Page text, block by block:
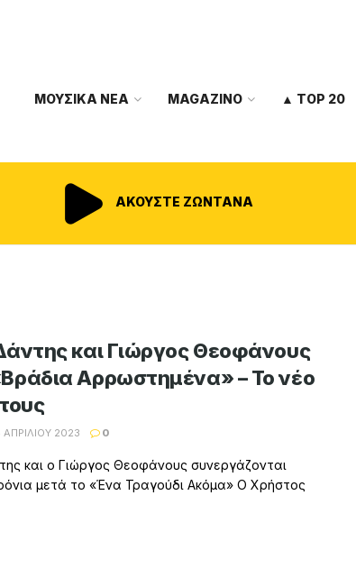
ΜΟΥΣΙΚΑ ΝΕΑ MAGAZINO ▲ TOP 20
ΑΚΟΥΣΤΕ ΖΩΝΤΑΝΑ
και Γιώργος Θεοφάνους
Αρρωστημένα» – Το νέο
2023 0
και ο Γιώργος Θεοφάνους συνεργάζονται
μετά το «Ένα Τραγούδι Ακόμα» Ο Χρήστος